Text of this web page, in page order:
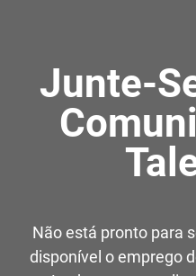
Junte-
Não está pronto para
disponível o emprego